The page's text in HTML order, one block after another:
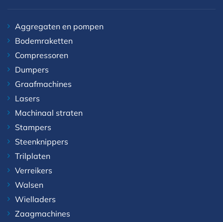
Aggregaten en pompen
Bodemraketten
Compressoren
Dumpers
Graafmachines
Lasers
Machinaal straten
Stampers
Steenknippers
Trilplaten
Verreikers
Walsen
Wielladers
Zaagmachines